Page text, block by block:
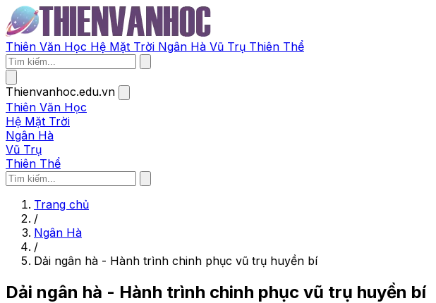
Thiên Văn Học Hệ Mặt Trời Ngân Hà Vũ Trụ Thiên Thể
Thienvanhoc.edu.vn
Thiên Văn Học
Hệ Mặt Trời
Ngân Hà
Vũ Trụ
Thiên Thể
Trang chủ
/
Ngân Hà
/
Dải ngân hà - Hành trình chinh phục vũ trụ huyền bí
Dải ngân hà - Hành trình chinh phục vũ trụ huyền bí